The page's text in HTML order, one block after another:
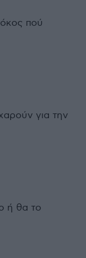
πού
για την
ή θα το